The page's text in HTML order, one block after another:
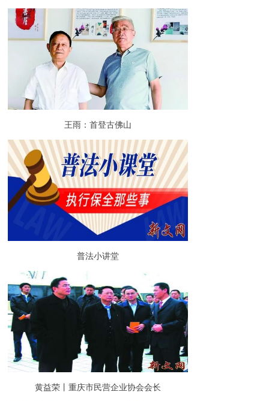
王雨：首登古佛山
普法小讲堂
黄益荣丨重庆市民营企业协会会长